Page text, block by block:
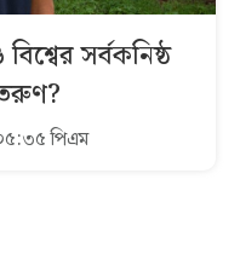
সর্বকনিষ্ঠ
পিএম